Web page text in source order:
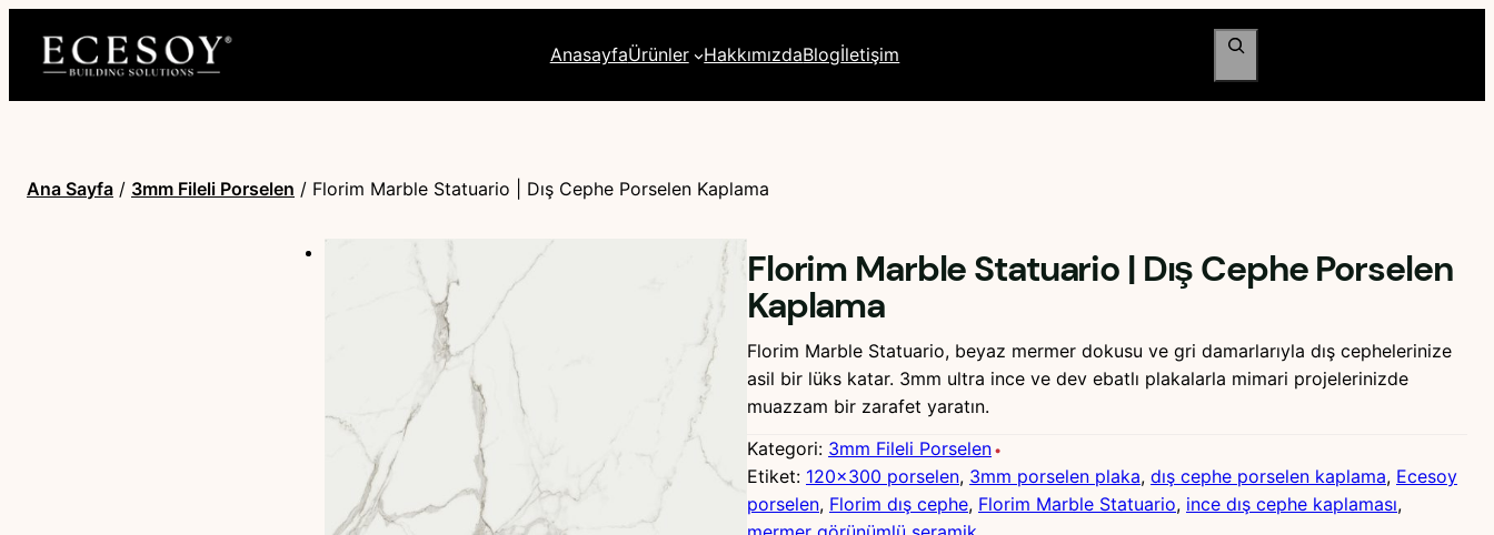
AnasayfaÜrünler HakkımızdaBlogİletişim
Ara
Ana Sayfa / 3mm Fileli Porselen / Florim Marble Statuario | Dış Cephe Porselen Kaplama
Florim Marble Statuario | Dış Cephe Porselen
Kaplama
Florim Marble Statuario, beyaz mermer dokusu ve gri damarlarıyla dış cephelerinize
asil bir lüks katar. 3mm ultra ince ve dev ebatlı plakalarla mimari projelerinizde
muazzam bir zarafet yaratın.
Kategori: 3mm Fileli Porselen
Etiket: 120×300 porselen, 3mm porselen plaka, dış cephe porselen kaplama, Ecesoy
porselen, Florim dış cephe, Florim Marble Statuario, ince dış cephe kaplaması